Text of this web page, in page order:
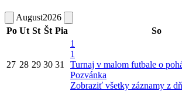
August2026
Po Ut St Št Pia So
27 28 29 30 31
1
1
Turnaj v malom futbale o
Pozvánka
Zobraziť všetky záznamy z